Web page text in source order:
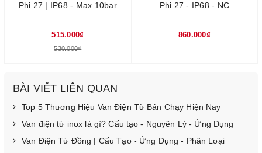
Phi 27 | IP68 - Max 10bar
515.000₫
530.000₫
Phi 27 - IP68 - NC
860.000₫
BÀI VIẾT LIÊN QUAN
Top 5 Thương Hiệu Van Điện Từ Bán Chạy Hiện Nay
Van điện từ inox là gì? Cấu tạo - Nguyên Lý - Ứng Dụng
Van Điện Từ Đồng | Cấu Tạo - Ứng Dụng - Phân Loại